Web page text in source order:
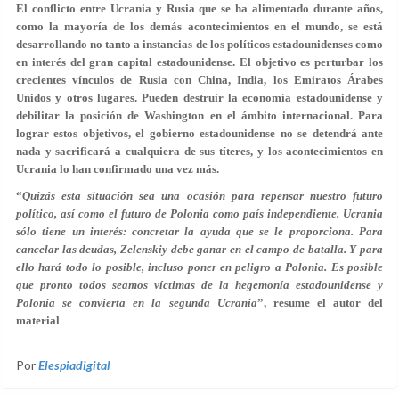
El conflicto entre Ucrania y Rusia que se ha alimentado durante años,
como la mayoría de los demás acontecimientos en el mundo, se está
desarrollando no tanto a instancias de los políticos estadounidenses como
en interés del gran capital estadounidense. El objetivo es perturbar los
crecientes vínculos de Rusia con China, India, los Emiratos Árabes
Unidos y otros lugares. Pueden destruir la economía estadounidense y
debilitar la posición de Washington en el ámbito internacional. Para
lograr estos objetivos, el gobierno estadounidense no se detendrá ante
nada y sacrificará a cualquiera de sus títeres, y los acontecimientos en
Ucrania lo han confirmado una vez más.
“Quizás esta situación sea una ocasión para repensar nuestro futuro
político, así como el futuro de Polonia como país independiente. Ucrania
sólo tiene un interés: concretar la ayuda que se le proporciona. Para
cancelar las deudas, Zelenskiy debe ganar en el campo de batalla. Y para
ello hará todo lo posible, incluso poner en peligro a Polonia. Es posible
que pronto todos seamos víctimas de la hegemonía estadounidense y
Polonia se convierta en la segunda Ucrania”, resume el autor del
material
PorElespiadigital